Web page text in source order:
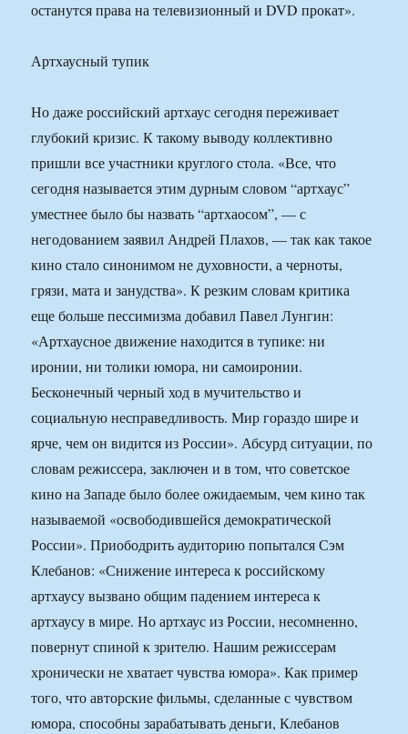
останутся права на телевизионный и DVD прокат».
Артхаусный тупик
Но даже российский артхаус сегодня переживает
глубокий кризис. К такому выводу коллективно
пришли все участники круглого стола. «Все, что
сегодня называется этим дурным словом “артхаус”
уместнее было бы назвать “артхаосом”, — с
негодованием заявил Андрей Плахов, — так как такое
кино стало синонимом не духовности, а черноты,
грязи, мата и занудства». К резким словам критика
еще больше пессимизма добавил Павел Лунгин:
«Артхаусное движение находится в тупике: ни
иронии, ни толики юмора, ни самоиронии.
Бесконечный черный ход в мучительство и
социальную несправедливость. Мир гораздо шире и
ярче, чем он видится из России». Абсурд ситуации, по
словам режиссера, заключен и в том, что советское
кино на Западе было более ожидаемым, чем кино так
называемой «освободившейся демократической
России». Приободрить аудиторию попытался Сэм
Клебанов: «Снижение интереса к российскому
артхаусу вызвано общим падением интереса к
артхаусу в мире. Но артхаус из России, несомненно,
повернут спиной к зрителю. Нашим режиссерам
хронически не хватает чувства юмора». Как пример
того, что авторские фильмы, сделанные с чувством
юмора, способны зарабатывать деньги, Клебанов